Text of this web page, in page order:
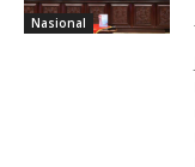
Nasional